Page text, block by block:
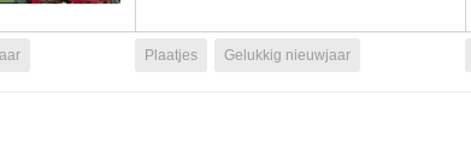
Plaatjes Gelukkig nieuwjaar